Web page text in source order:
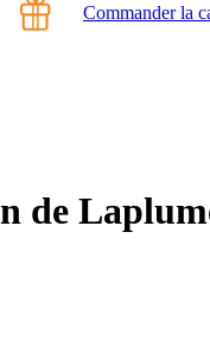
Commander la
de